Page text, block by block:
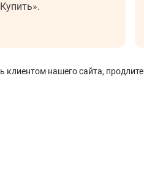
клиентом нашего сайта,